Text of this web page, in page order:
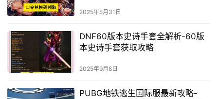
2025年5月31日
DNF60版本史诗手套全解析-60版
本史诗手套获取攻略
2025年9月8日
PUBG地铁逃生国际服最新攻略-